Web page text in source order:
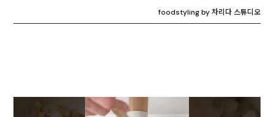
foodstyling by 차리다 스튜디오